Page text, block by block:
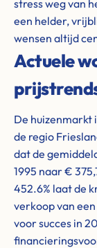
stress weg van
een helder,
wensen altijd
Actuele
De huizenmarkt
de regio
dat de
1995 naar €
452.6% laat de
verkoop van
voor succes in